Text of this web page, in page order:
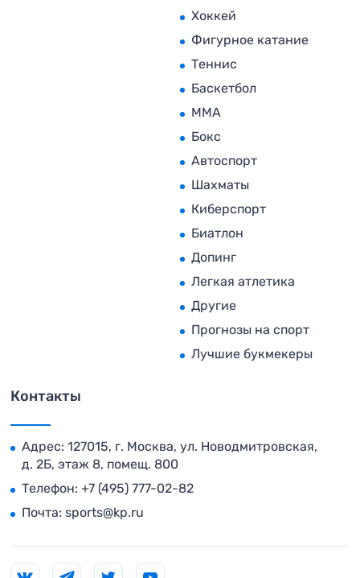
Хоккей
Фигурное катание
Теннис
Баскетбол
MMA
Бокс
Автоспорт
Шахматы
Киберспорт
Биатлон
Допинг
Легкая атлетика
Другие
Прогнозы на спорт
Лучшие букмекеры
Контакты
Адрес: 127015, г. Москва, ул. Новодмитровская,
д. 2Б, этаж 8, помещ. 800
Телефон: +7 (495) 777-02-82
Почта: sports@kp.ru